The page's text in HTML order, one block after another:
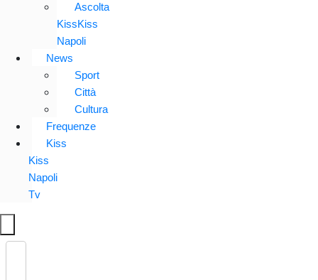
Ascolta
KissKiss
Napoli
News
Sport
Città
Cultura
Frequenze
Kiss
Kiss
Napoli
Tv